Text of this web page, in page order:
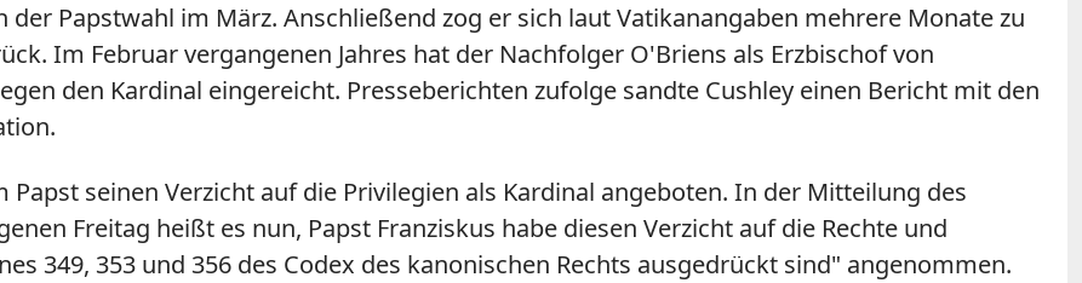
Papstwahl im März. Anschließend zog er sich laut Vatikanangaben mehrere Monate zu
Im Februar vergangenen Jahres hat der Nachfolger O'Briens als Erzbischof von
den Kardinal eingereicht. Presseberichten zufolge sandte Cushley einen Bericht mit den
seinen Verzicht auf die Privilegien als Kardinal angeboten. In der Mitteilung des
Freitag heißt es nun, Papst Franziskus habe diesen Verzicht auf die Rechte und
349, 353 und 356 des Codex des kanonischen Rechts ausgedrückt sind" angenommen.